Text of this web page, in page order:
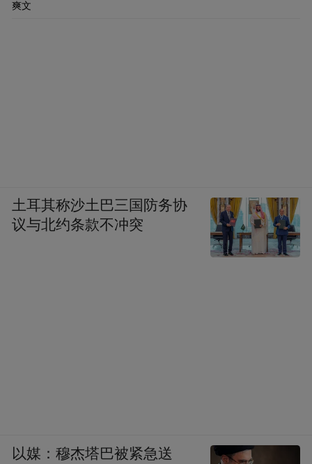
爽文
土耳其称沙土巴三国防务协
议与北约条款不冲突
以媒：穆杰塔巴被紧急送